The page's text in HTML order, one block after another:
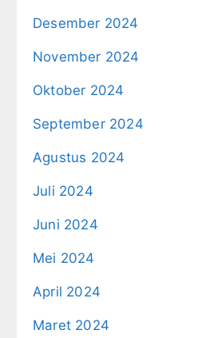
Desember 2024
November 2024
Oktober 2024
September 2024
Agustus 2024
Juli 2024
Juni 2024
Mei 2024
April 2024
Maret 2024